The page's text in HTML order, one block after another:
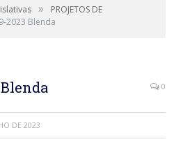
»
PROJETOS DE
2023 Blenda
0
DE 2023